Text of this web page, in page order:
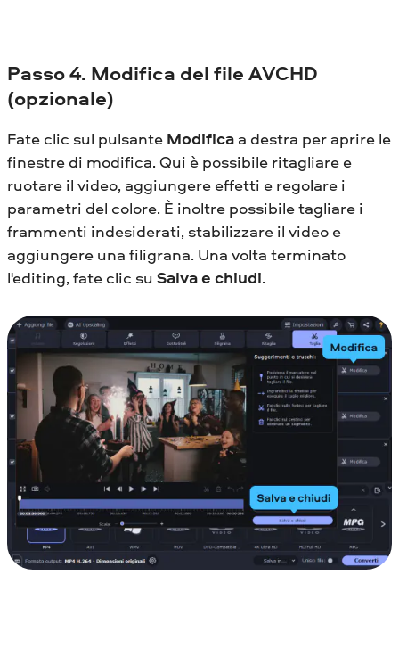
Passo4. Modifica del file AVCHD
(opzionale)
Fate clic sul pulsante Modifica a destra per aprire le
finestre di modifica. Qui è possibile ritagliare e
ruotare il video, aggiungere effetti e regolare i
parametri del colore. È inoltre possibile tagliare i
frammenti indesiderati, stabilizzare il video e
aggiungere una filigrana. Una volta terminato
l'editing, fate clic su Salva e chiudi.